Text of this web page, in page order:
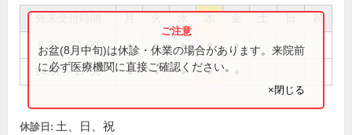
祝
8:30～11:00 ● ● ● ● ●
14:00～17:00 ● ● ● ●
お盆(8月中旬)は休診・休業の場合があります。来院前
に必ず医療機関に直接ご確認ください。
×閉じる
休診日: 土、日、祝